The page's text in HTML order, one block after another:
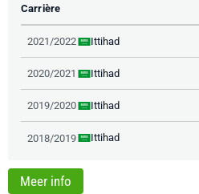
Carrière
2021/2022 Ittihad
2020/2021 Ittihad
2019/2020 Ittihad
2018/2019 Ittihad
Meer info